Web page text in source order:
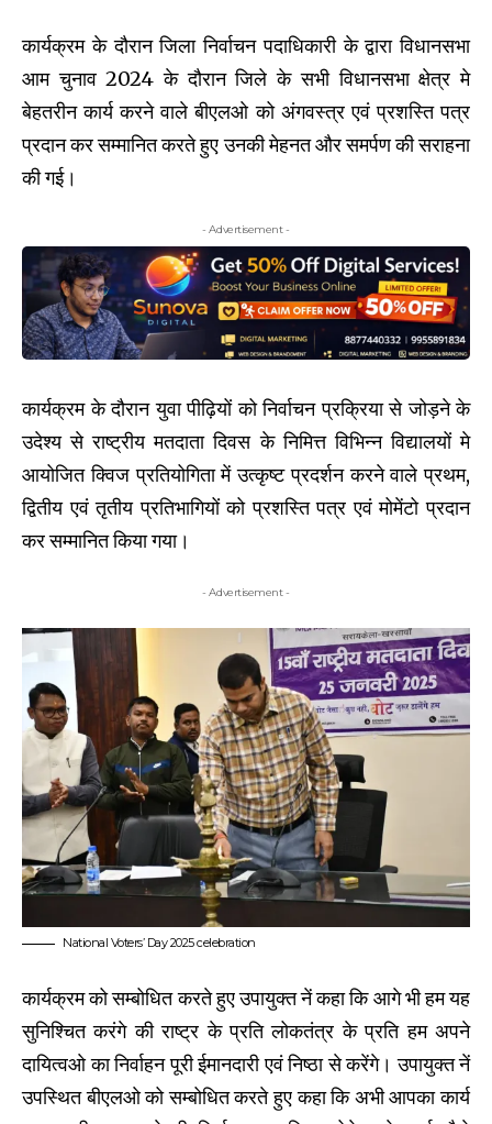
कार्यक्रम के दौरान जिला निर्वाचन पदाधिकारी के द्वारा विधानसभा
आम चुनाव 2024 के दौरान जिले के सभी विधानसभा क्षेत्र मे
बेहतरीन कार्य करने वाले बीएलओ को अंगवस्त्र एवं प्रशस्ति पत्र
प्रदान कर सम्मानित करते हुए उनकी मेहनत और समर्पण की सराहना
की गई।
- Advertisement -
कार्यक्रम के दौरान युवा पीढ़ियों को निर्वाचन प्रक्रिया से जोड़ने के
उदेश्य से राष्ट्रीय मतदाता दिवस के निमित्त विभिन्न विद्यालयों मे
आयोजित क्विज प्रतियोगिता में उत्कृष्ट प्रदर्शन करने वाले प्रथम,
द्वितीय एवं तृतीय प्रतिभागियों को प्रशस्ति पत्र एवं मोमेंटो प्रदान
कर सम्मानित किया गया।
- Advertisement -
National Voters’ Day 2025 celebration
कार्यक्रम को सम्बोधित करते हुए उपायुक्त नें कहा कि आगे भी हम यह
सुनिश्चित करंगे की राष्ट्र के प्रति लोकतंत्र के प्रति हम अपने
दायित्वओ का निर्वाहन पूरी ईमानदारी एवं निष्ठा से करेंगे। उपायुक्त नें
उपस्थित बीएलओ को सम्बोधित करते हुए कहा कि अभी आपका कार्य